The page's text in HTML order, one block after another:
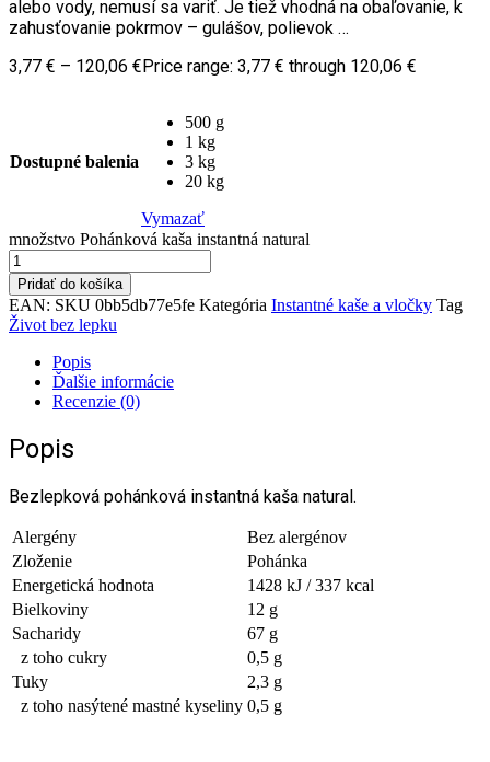
alebo vody, nemusí sa variť. Je tiež vhodná na obaľovanie, k
zahusťovanie pokrmov – gulášov, polievok …
3,77 € – 120,06 € Price range: 3,77 € through 120,06 €
Dostupné balenia
500 g
1 kg
3 kg
20 kg
Vymazať
množstvo Pohánková kaša instantná natural
Pridať do košíka
EAN: SKU 0bb5db77e5fe Kategória Instantné kaše a vločky Tag
Život bez lepku
Popis
Ďalšie informácie
Recenzie (0)
Popis
Bezlepková pohánková instantná kaša natural.
Alergény
Bez alergénov
Zloženie
Pohánka
Energetická hodnota
1428 kJ / 337 kcal
Bielkoviny
12 g
Sacharidy
67 g
z toho cukry
0,5 g
Tuky
2,3 g
z toho nasýtené mastné kyseliny 0,5 g